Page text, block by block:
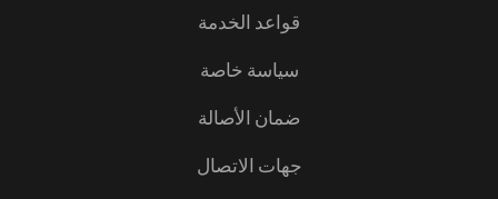
قواعد الخدمة
سياسة خاصة
ضمان الأصالة
جهات الاتصال